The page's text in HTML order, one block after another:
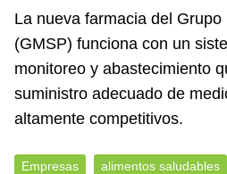
La nueva farmacia del
(GMSP) funciona con un
monitoreo y abastecimiento
suministro adecuado de
altamente competitivos.
Empresas alimentos saludables